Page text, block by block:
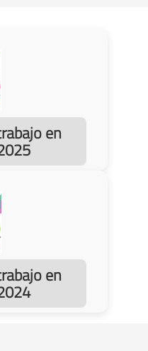
en
en